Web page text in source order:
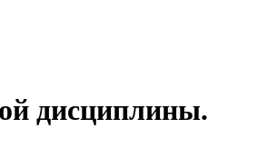
дисциплины.